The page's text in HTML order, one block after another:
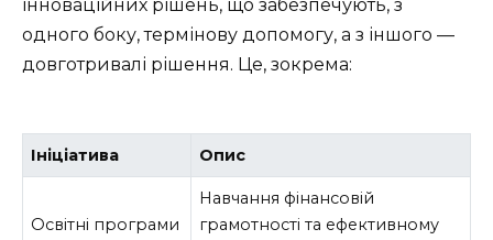
інноваційних рішень, що забезпечують, з
одного боку, термінову допомогу, а з іншого —
довготривалі рішення. Це, зокрема:
Ініціатива Опис
Освітні програми
Навчання фінансовій
грамотності та ефективному